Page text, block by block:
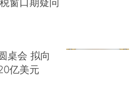
桌会 拟向
亿美元